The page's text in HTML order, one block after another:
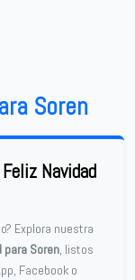
Soren
Navidad
Explora nuestra
para Soren, listos
Facebook o